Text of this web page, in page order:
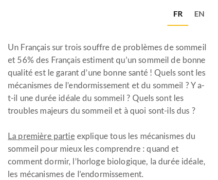
FR EN
Un Français sur trois souffre de problèmes de sommeil
et 56% des Français estiment qu’un sommeil de bonne
qualité est le garant d’une bonne santé ! Quels sont les
mécanismes de l’endormissement et du sommeil ? Y a-
t-il une durée idéale du sommeil ? Quels sont les
troubles majeurs du sommeil et à quoi sont-ils dus ?
La première partieexplique tous les mécanismes du
sommeil pour mieux les comprendre : quand et
comment dormir, l’horloge biologique, la durée idéale,
les mécanismes de l’endormissement.